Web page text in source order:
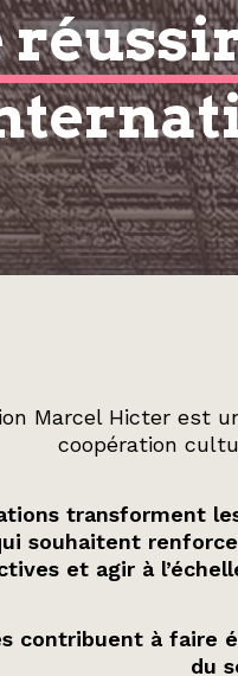
Marcel Hicter est
coopération
transforment
souhaitent
et agir à
contribuent à faire
du